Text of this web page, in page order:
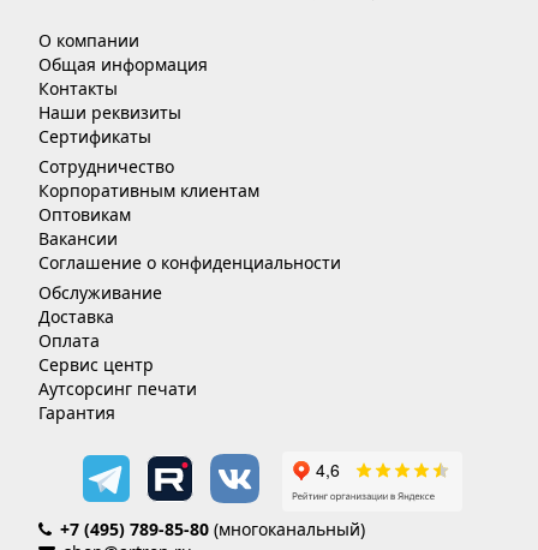
О компании
Общая информация
Контакты
Наши реквизиты
Сертификаты
Сотрудничество
Корпоративным клиентам
Оптовикам
Вакансии
Соглашение о конфиденциальности
Обслуживание
Доставка
Оплата
Сервис центр
Аутсорсинг печати
Гарантия
+7 (495) 789-85-80 (многоканальный)